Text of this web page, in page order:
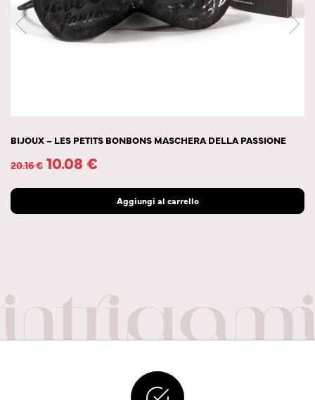
BIJOUX – LES PETITS BONBONS MASCHERA DELLA PASSIONE
20.16€ 10.08 €
Aggiungi al carrello